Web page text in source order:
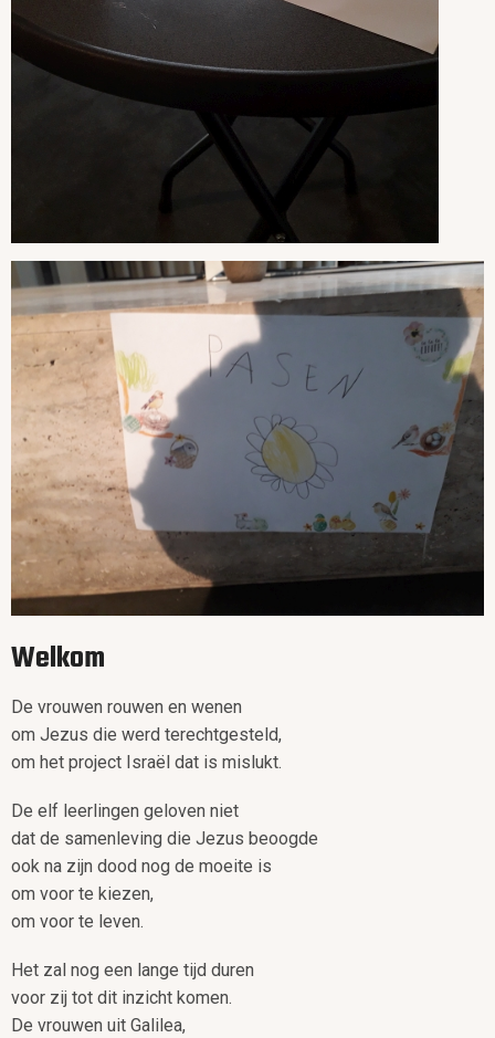
Welkom
De vrouwen rouwen en wenen
om Jezus die werd terechtgesteld,
om het project Israël dat is mislukt.
De elf leerlingen geloven niet
dat de samenleving die Jezus beoogde
ook na zijn dood nog de moeite is
om voor te kiezen,
om voor te leven.
Het zal nog een lange tijd duren
voor zij tot dit inzicht komen.
De vrouwen uit Galilea,